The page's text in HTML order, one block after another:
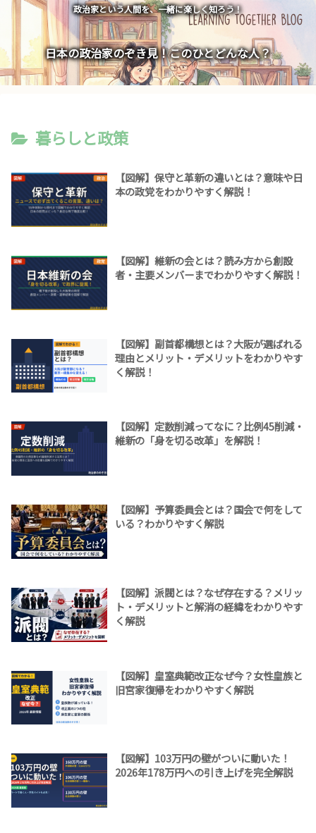
政治家という人間を、一緒に楽しく知ろう！
日本の政治家のぞき見！このひとどんな人？
暮らしと政策
【図解】保守と革新の違いとは？意味や日
本の政党をわかりやすく解説！
【図解】維新の会とは？読み方から創設
者・主要メンバーまでわかりやすく解説！
【図解】副首都構想とは？大阪が選ばれる
理由とメリット・デメリットをわかりやす
く解説！
【図解】定数削減ってなに？比例45削減・
維新の「身を切る改革」を解説！
【図解】予算委員会とは？国会で何をして
いる？わかりやすく解説
【図解】派閥とは？なぜ存在する？メリッ
ト・デメリットと解消の経緯をわかりやす
く解説
【図解】皇室典範改正なぜ今？女性皇族と
旧宮家復帰をわかりやすく解説
【図解】103万円の壁がついに動いた！
2026年178万円への引き上げを完全解説